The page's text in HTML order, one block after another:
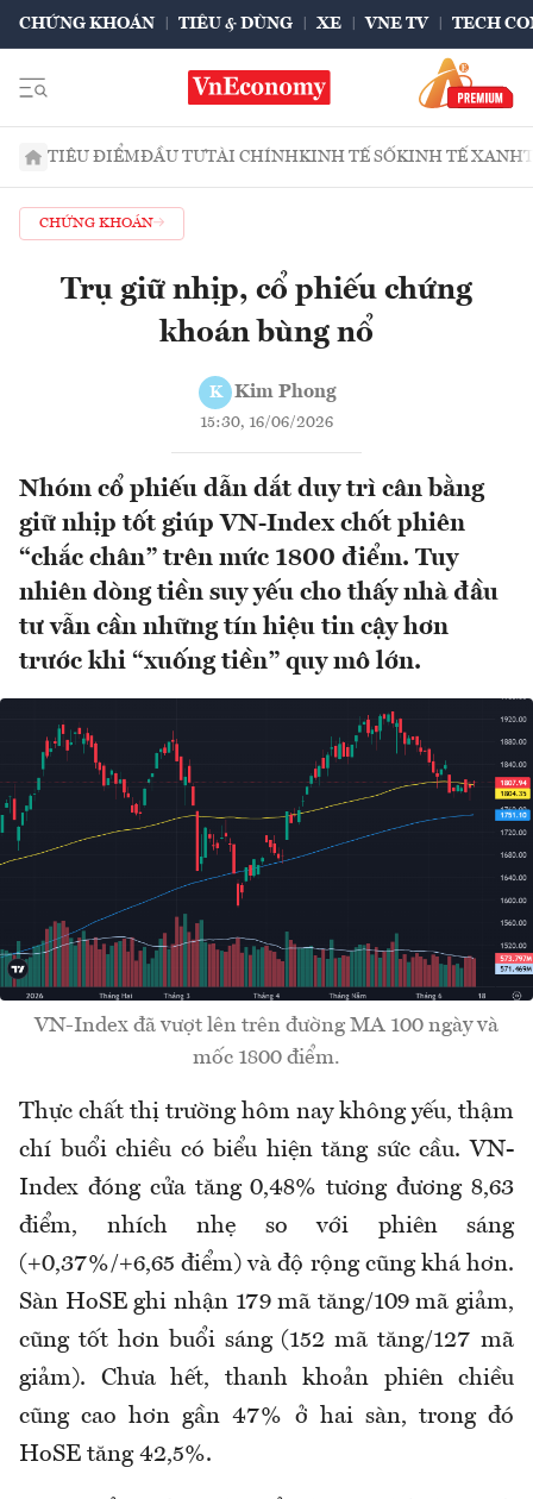
CHỨNG KHOÁN TIÊU & DÙNG XE VNE TV TECH
TIÊU ĐIỂMĐẦU TƯTÀI CHÍNHKINH TẾ SỐKINH TẾ XANH
CHỨNG KHOÁN
Trụ giữ nhịp, cổ phiếu chứng
khoán bùng nổ
K Kim Phong
15:30, 16/06/2026
Nhóm cổ phiếu dẫn dắt duy trì cân bằng
giữ nhịp tốt giúp VN-Index chốt phiên
“chắc chân” trên mức 1800 điểm. Tuy
nhiên dòng tiền suy yếu cho thấy nhà đầu
tư vẫn cần những tín hiệu tin cậy hơn
trước khi “xuống tiền” quy mô lớn.
VN-Index đã vượt lên trên đường MA 100 ngày và
mốc 1800 điểm.
Thực chất thị trường hôm nay không yếu, thậm
chí buổi chiều có biểu hiện tăng sức cầu. VN-
Index đóng cửa tăng 0,48% tương đương 8,63
điểm, nhích nhẹ so với phiên sáng
(+0,37%/+6,65 điểm) và độ rộng cũng khá hơn.
Sàn HoSE ghi nhận 179 mã tăng/109 mã giảm,
cũng tốt hơn buổi sáng (152 mã tăng/127 mã
giảm). Chưa hết, thanh khoản phiên chiều
cũng cao hơn gần 47% ở hai sàn, trong đó
HoSE tăng 42,5%.